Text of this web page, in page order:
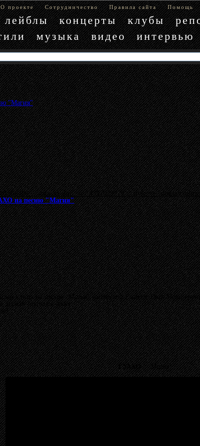
О проекте Сотрудничество Правила сайта Помощь
лейблы концерты клубы
музыка видео интервью
"Магия"
"data-ad-slot" => "4397029779", :style =>
на песню "Магия"
клипа на песню"Магия"питерскойEsoteric Dark Metal
нажав"читать далее..."
ГУАХО-"Магия"